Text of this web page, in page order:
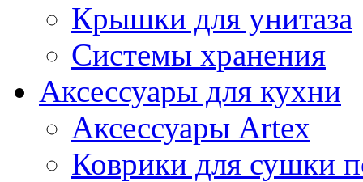
Крышки для унитаза
Системы хранения
Аксессуары для кухни
Аксессуары Artex
Коврики для сушки